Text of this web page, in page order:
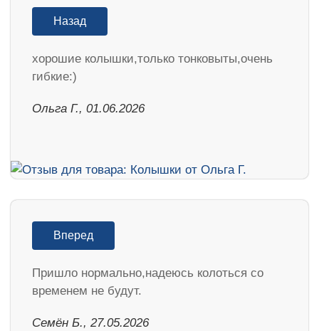
Назад
хорошие колышки,только тонковыты,очень
гибкие:)
Ольга Г., 01.06.2026
Вперед
Пришло нормально,надеюсь колоться со
временем не будут.
Семён Б., 27.05.2026